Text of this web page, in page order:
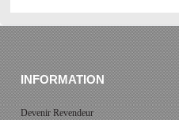
INFORMATION
Devenir Revendeur